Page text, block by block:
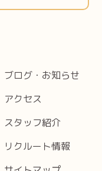
ブログ・お知らせ
アクセス
スタッフ紹介
リクルート情報